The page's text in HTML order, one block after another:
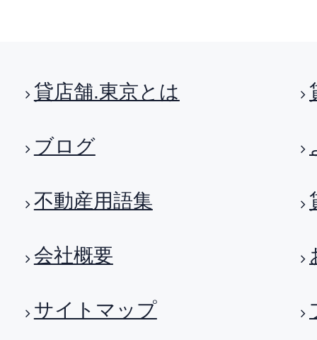
貸店舗.東京とは
ブログ
不動産用語集
会社概要
サイトマップ